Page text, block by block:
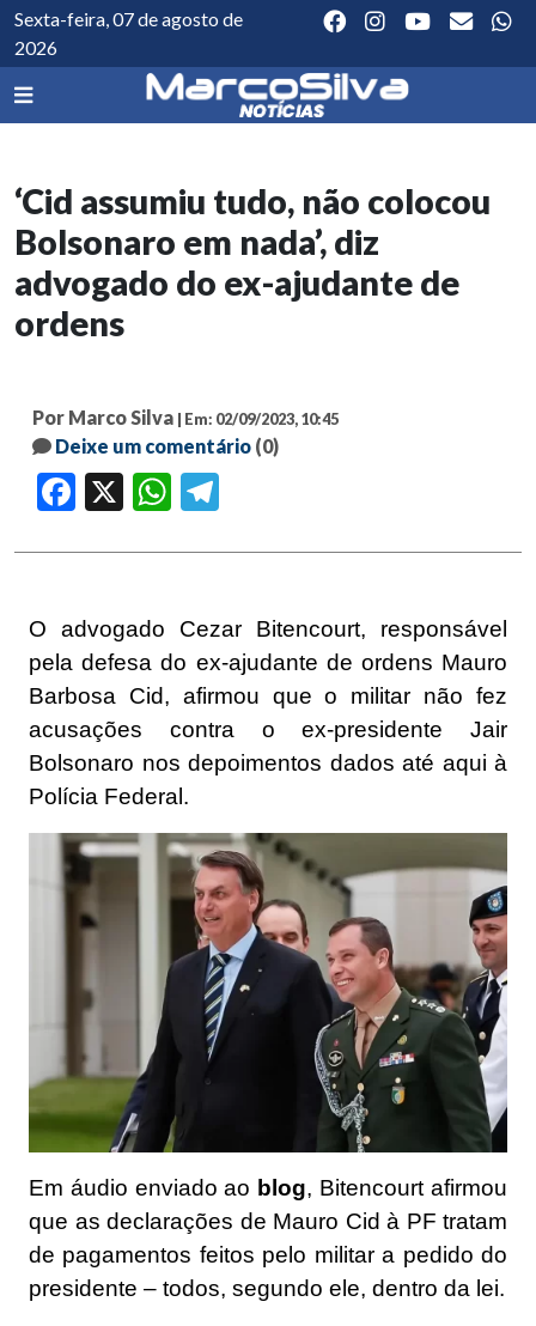
Sexta-feira, 07 de agosto de
2026
‘Cid assumiu tudo, não colocou
Bolsonaro em nada’, diz
advogado do ex-ajudante de
ordens
Por Marco Silva | Em: 02/09/2023, 10:45
Deixe um comentário (0)
Facebook WhatsApp
O advogado Cezar Bitencourt, responsável
pela defesa do ex-ajudante de ordens Mauro
Barbosa Cid, afirmou que o militar não fez
acusações contra o ex-presidente Jair
Bolsonaro nos depoimentos dados até aqui à
Polícia Federal.
Em áudio enviado ao blog, Bitencourt afirmou
que as declarações de Mauro Cid à PF tratam
de pagamentos feitos pelo militar a pedido do
presidente – todos, segundo ele, dentro da lei.